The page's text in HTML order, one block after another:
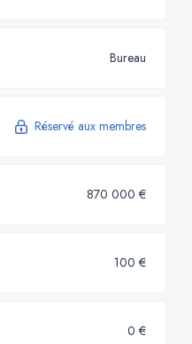
Bureau
Réservé aux membres
870 000 €
100 €
0 €